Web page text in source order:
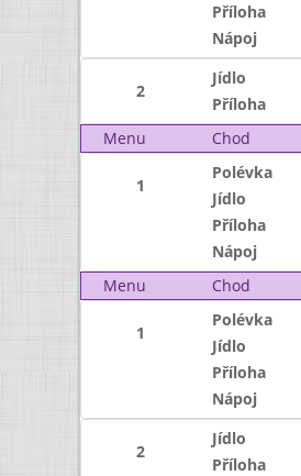
Příloha
Nápoj
2
Jídlo
Příloha
Menu
Chod
1
Polévka
Jídlo
Příloha
Nápoj
Menu
Chod
1
Polévka
Jídlo
Příloha
Nápoj
2
Jídlo
Příloha